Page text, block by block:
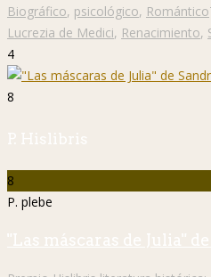
Biográfico, psicológico, Romántico
Lucrezia de Medici, Renacimiento,
4
8
P. Hislibris
8
P. plebe
"Las máscaras de Julia"